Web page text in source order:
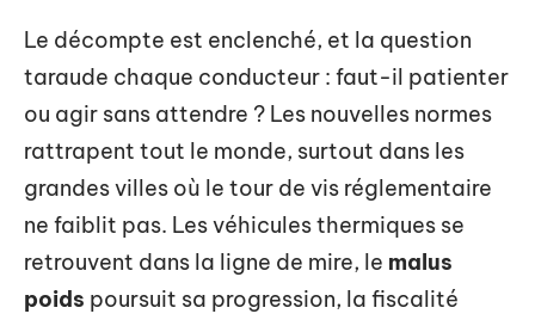
Le décompte est enclenché, et la question
taraude chaque conducteur : faut-il patienter
ou agir sans attendre ? Les nouvelles normes
rattrapent tout le monde, surtout dans les
grandes villes où le tour de vis réglementaire
ne faiblit pas. Les véhicules thermiques se
retrouvent dans la ligne de mire, le malus
poids poursuit sa progression, la fiscalité